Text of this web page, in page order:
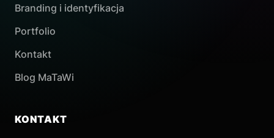
Branding i identyfikacja
Portfolio
Kontakt
Blog MaTaWi
KONTAKT